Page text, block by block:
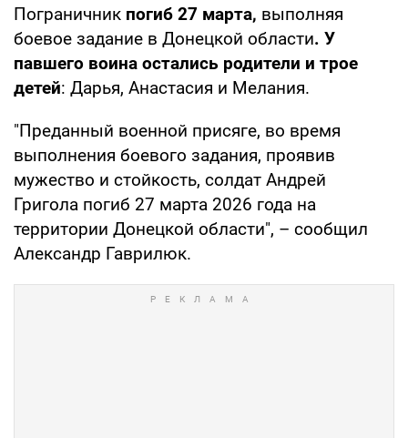
Пограничник погиб 27 марта, выполняя
боевое задание в Донецкой области. У
павшего воина остались родители и трое
детей: Дарья, Анастасия и Мелания.
"Преданный военной присяге, во время
выполнения боевого задания, проявив
мужество и стойкость, солдат Андрей
Григола погиб 27 марта 2026 года на
территории Донецкой области", – сообщил
Александр Гаврилюк.